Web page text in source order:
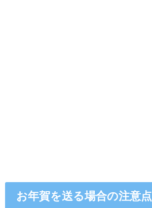
お年賀を送る場合の注意点